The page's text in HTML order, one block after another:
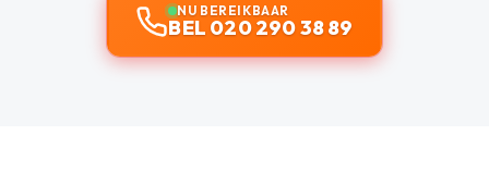
NU BEREIKBAAR
BEL 020 290 38 89